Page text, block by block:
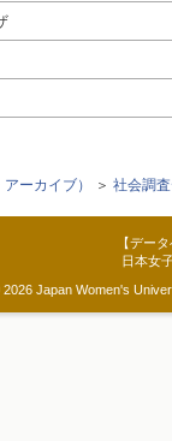
ーカイブ） ＞ 社会調
【デー
日本女
Japan Women's